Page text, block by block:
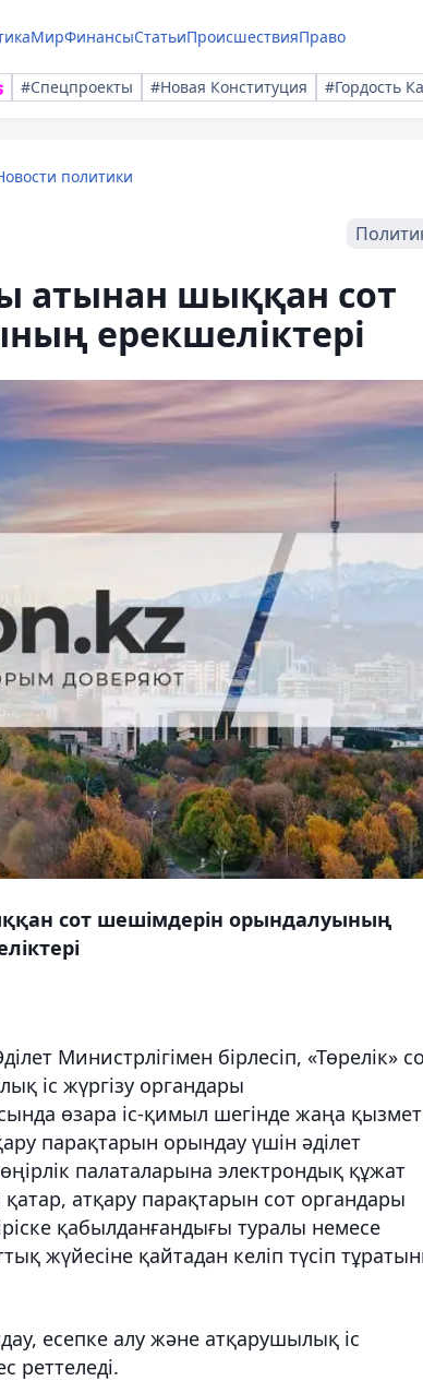
МирФинансыСтатьиПроисшествияПраво
#Спецпроекты #Новая Конституция #Гордость
политики
атынан шыққан сот
ерекшеліктері
сот шешімдерін орындалуының
Министрлігімен бірлесіп, «Төрелік»
іс жүргізу органдары
өзара іс-қимыл шегінде жаңа қызмет
парақтарын орындау үшін әділет
палаталарына электрондық құжат
атқару парақтарын сот органдары
қабылданғандығы туралы немесе
жүйесіне қайтадан келіп түсіп
есепке алу және атқарушылық іс
реттеледі.